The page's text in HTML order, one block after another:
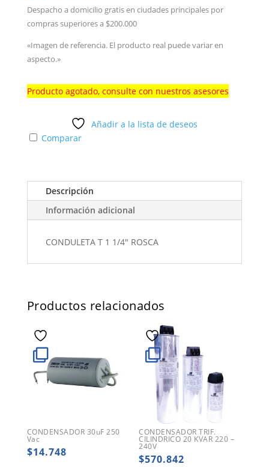
Despacho a domicilio gratis en ciudades principales por
compras superiores a $200.000
«Imagen de referencia. El producto real puede variar en
aspecto.»
Producto agotado, consulte con nuestros asesores
Añadir a la lista de deseos
Comparar
Descripción
Información adicional
CONDULETA T 1 1/4" ROSCA
Productos relacionados
CONDENSADOR 30uF 250
Vac
$14.748
CONDENSADOR TRIF.
CILINDRICO 20 KVAR 220 –
240V
$570.842